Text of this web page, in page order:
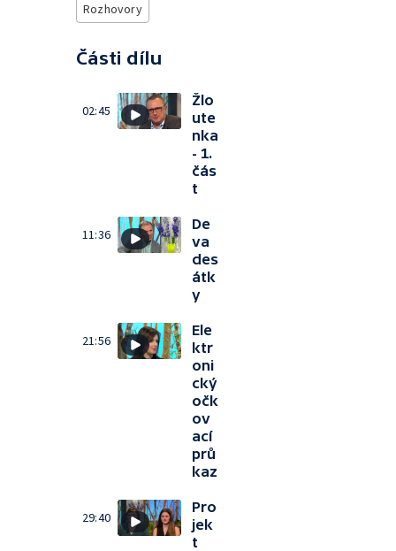
Rozhovory
Části dílu
02:45
Žlo
ute
nka
- 1.
čás
t
11:36
De
va
des
átk
y
21:56
Ele
ktr
oni
cký
očk
ov
ací
prů
kaz
29:40
Pro
jek
t